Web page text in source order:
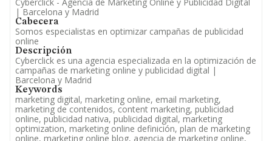
| Barcelona y Madrid
Cabecera
Somos especialistas en optimizar campañas de publicidad
online
Descripción
Cyberclick es una agencia especializada en la optimización de
campañas de marketing online y publicidad digital |
Barcelona y Madrid
Keywords
marketing digital, marketing online, email marketing,
marketing de contenidos, content marketing, publicidad
online, publicidad nativa, publicidad digital, marketing
optimization, marketing online definición, plan de marketing
online, marketing online blog, agencia de marketing online,